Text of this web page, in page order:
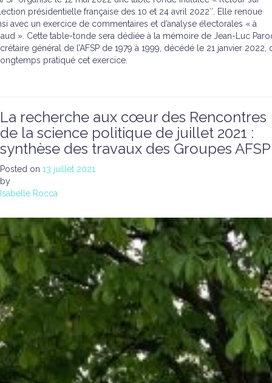
présidentielle française des 10 et 24 avril 2022″. Elle renoue
avec un exercice de commentaires et d’analyse électorales « à
». Cette table-tonde sera dédiée à la mémoire de Jean-Luc
général de l’AFSP de 1979 à 1999, décédé le 21 janvier 2022,
pratiqué cet exercice.
La recherche aux cœur des Rencontres
de la science politique de juillet 2021 :
synthèse des travaux des Groupes AFSP
Posted on 13 juillet 2021
by
Isabelle Rocca